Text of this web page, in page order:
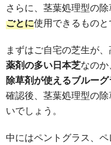
さらに、茎葉処理型の除
ごとに使用できるものと
まずはご自宅の芝生が
薬剤の多い日本芝なの
除草剤が使えるブルーグ
確認後、茎葉処理型の
いでしょう。
中にはペントグラス、